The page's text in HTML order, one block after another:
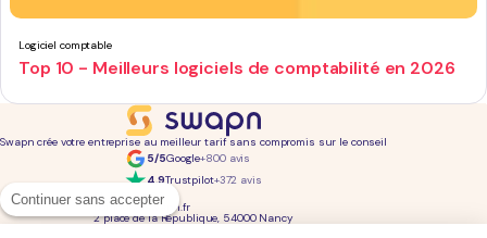
Continuer sans accepter
Logiciel comptable
Top 10 - Meilleurs logiciels de comptabilité en 2026
Swapn crée votre entreprise au meilleur tarif sans compromis sur le conseil
5/5Google+800 avis
4,9Trustpilot+372 avis
01 76 31 04 86
bonjour@swapn.fr
2 place de la République, 54000 Nancy
La news' des entrepreneurs